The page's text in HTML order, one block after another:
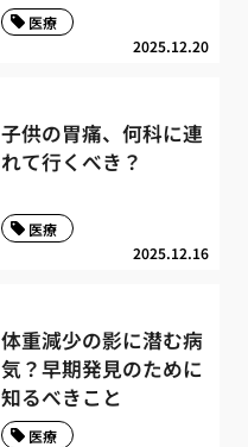
2025.12.20
医療
子供の胃痛、何科に連
れて行くべき？
2025.12.16
医療
体重減少の影に潜む病
気？早期発見のために
知るべきこと
医療